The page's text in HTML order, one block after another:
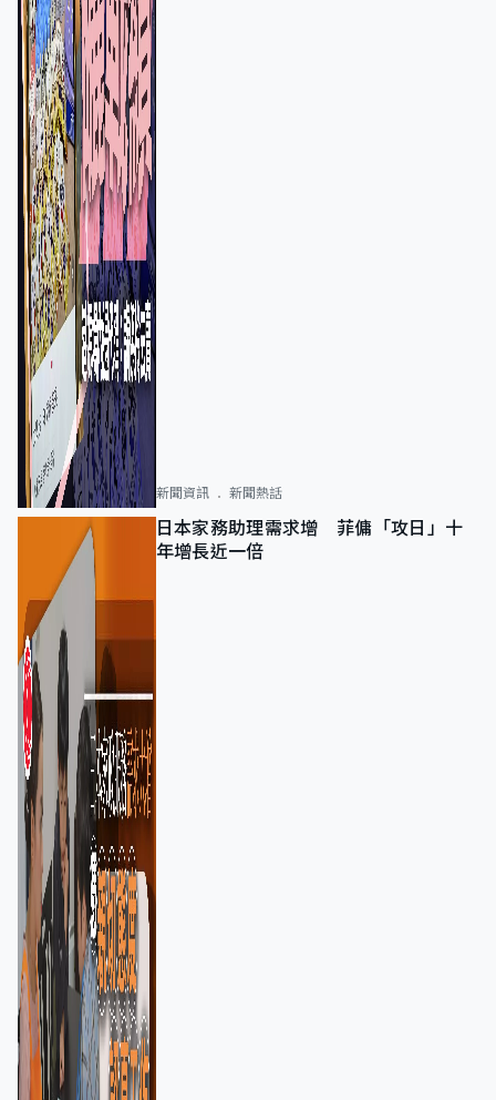
新聞資訊 新聞熱話
日本家務助理需求增 菲傭「攻日」十
年增長近一倍